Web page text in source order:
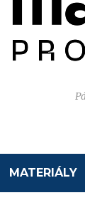
MATERIÁLY